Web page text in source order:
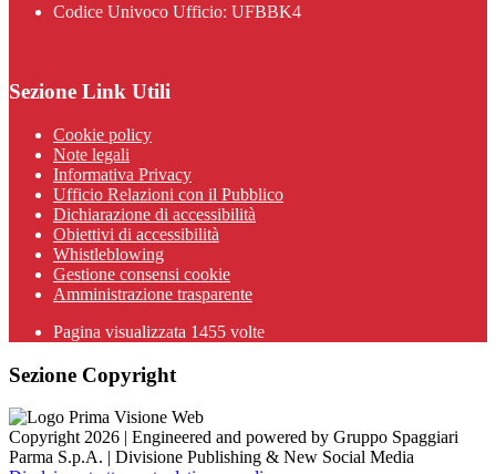
Codice Univoco Ufficio: UFBBK4
Sezione Link Utili
Cookie policy
Note legali
Informativa Privacy
Ufficio Relazioni con il Pubblico
Dichiarazione di accessibilità
Obiettivi di accessibilità
Whistleblowing
Gestione consensi cookie
Amministrazione trasparente
Pagina visualizzata 1455 volte
Sezione Copyright
Copyright 2026 | Engineered and powered by Gruppo Spaggiari
Parma S.p.A. | Divisione Publishing & New Social Media